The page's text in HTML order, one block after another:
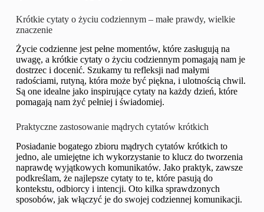
Krótkie cytaty o życiu codziennym – małe prawdy, wielkie
znaczenie
Życie codzienne jest pełne momentów, które zasługują na
uwagę, a krótkie cytaty o życiu codziennym pomagają nam je
dostrzec i docenić. Szukamy tu refleksji nad małymi
radościami, rutyną, która może być piękna, i ulotnością chwil.
Są one idealne jako inspirujące cytaty na każdy dzień, które
pomagają nam żyć pełniej i świadomiej.
Praktyczne zastosowanie mądrych cytatów krótkich
Posiadanie bogatego zbioru mądrych cytatów krótkich to
jedno, ale umiejętne ich wykorzystanie to klucz do tworzenia
naprawdę wyjątkowych komunikatów. Jako praktyk, zawsze
podkreślam, że najlepsze cytaty to te, które pasują do
kontekstu, odbiorcy i intencji. Oto kilka sprawdzonych
sposobów, jak włączyć je do swojej codziennej komunikacji.